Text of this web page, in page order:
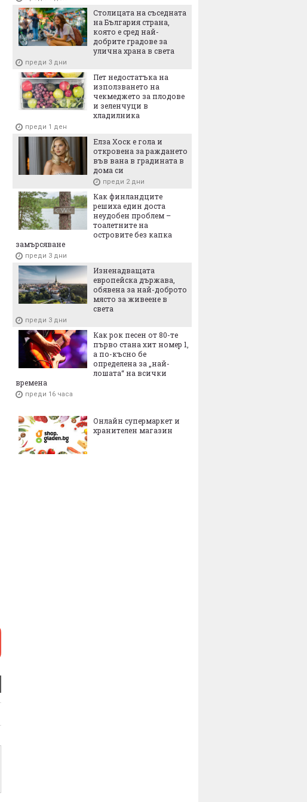
преди 17 часа
4 места с лечебна кал и луга по
българското Черноморие
преди 18 часа
Столицата на съседната
на България страна,
която е сред най-
добрите градове за
улична храна в света
преди 3 дни
Пет недостатъка на
използването на
чекмеджето за плодове
и зеленчуци в
хладилника
преди 1 ден
Елза Хоск е гола и
откровена за раждането
във вана в градината в
дома си
преди 2 дни
Как финландците
решиха един доста
неудобен проблем –
тоалетните на
островите без капка
замърсяване
преди 3 дни
Изненадващата
европейска държава,
обявена за най-доброто
място за живеене в
света
преди 3 дни
Как рок песен от 80-те
първо стана хит номер 1,
а по-късно бе
определена за „най-
лошата“ на всички
времена
преди 16 часа
Онлайн супермаркет и
хранителен магазин